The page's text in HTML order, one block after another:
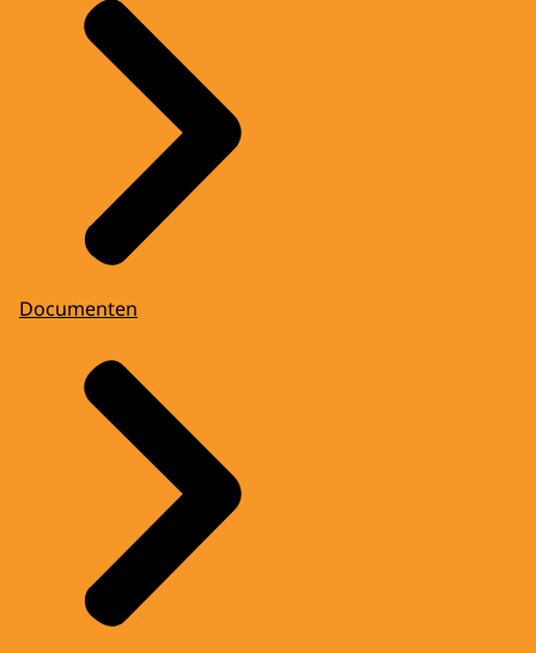
Documenten